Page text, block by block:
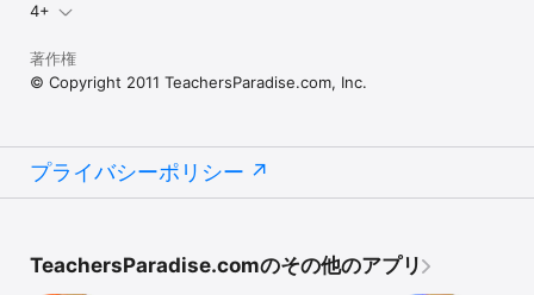
4+
著作権
© Copyright 2011 TeachersParadise.com, Inc.
プライバシーポリシー
TeachersParadise.comのその他のアプリ